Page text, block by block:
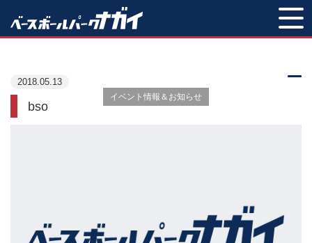
イベント情報＆お知らせ
2018.05.13
bso